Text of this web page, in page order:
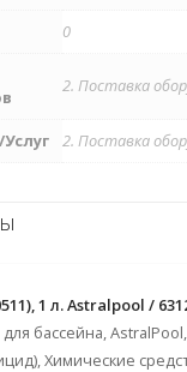
0
2. Поставка
2. Поставка
1 л. Astralpool /
бассейна,
Химические